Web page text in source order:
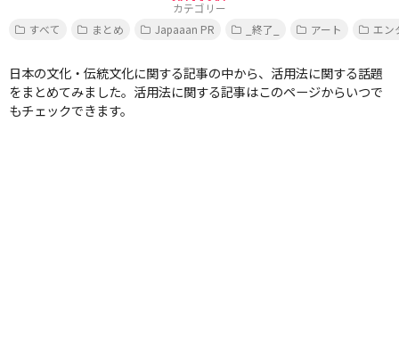
カテゴリー
すべて
まとめ Japaaan PR _終了_ アート エン
日本の文化・伝統文化に関する記事の中から、活用法に関する話題
をまとめてみました。活用法に関する記事はこのページからいつで
もチェックできます。